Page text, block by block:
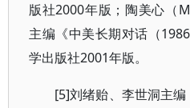
版社2000年版；陶美心（
主编《中美长期对话（
学出版社2001年版。
[5]刘绪贻、李世洞主